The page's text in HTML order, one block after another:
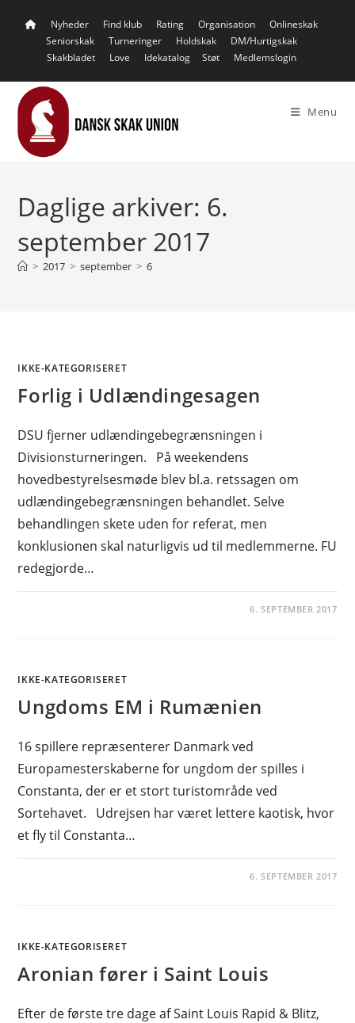
Nyheder Find klub Rating Organisation
Onlineskak
Seniorskak
Turneringer Holdskak
DM/Hurtigskak
Skakbladet
Love Idekatalog Støt Medlemslogin
Menu
Daglige arkiver: 6.
september 2017
> 2017 > september > 6
IKKE-KATEGORISERET
Forlig i Udlændingesagen
DSU fjerner udlændingebegrænsningen i
Divisionsturneringen. På weekendens
hovedbestyrelsesmøde blev bl.a. retssagen om
udlændingebegrænsningen behandlet. Selve
behandlingen skete uden for referat, men
konklusionen skal naturligvis ud til medlemmerne. FU
redegjorde…
6. SEPTEMBER 2017
IKKE-KATEGORISERET
Ungdoms EM i Rumænien
16 spillere repræsenterer Danmark ved
Europamesterskaberne for ungdom der spilles i
Constanta, der er et stort turistområde ved
Sortehavet. Udrejsen har været lettere kaotisk, hvor
et fly til Constanta…
6. SEPTEMBER 2017
IKKE-KATEGORISERET
Aronian fører i Saint Louis
Efter de første tre dage af Saint Louis Rapid & Blitz,